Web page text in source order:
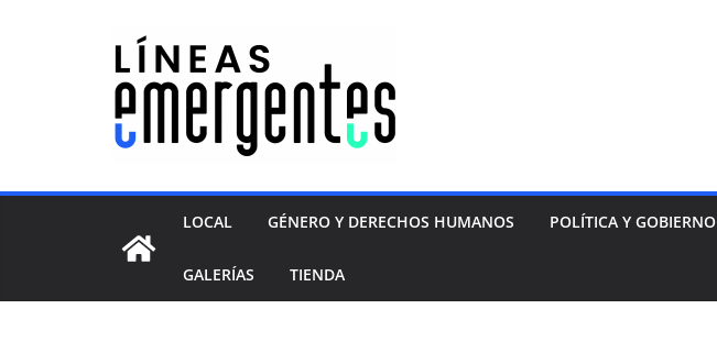
LOCAL GÉNERO Y DERECHOS HUMANOS POLÍTICA Y GOBIERNO
GALERÍAS TIENDA